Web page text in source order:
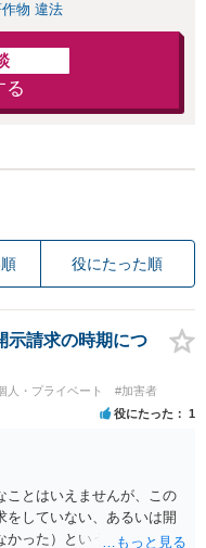
作物 違法
る
役にたった順
示請求の時期につ
人・プライベート #加害者
役にたった 1
ことはいえませんが、この
をしていない、あるいは開
かった）という事案が比較